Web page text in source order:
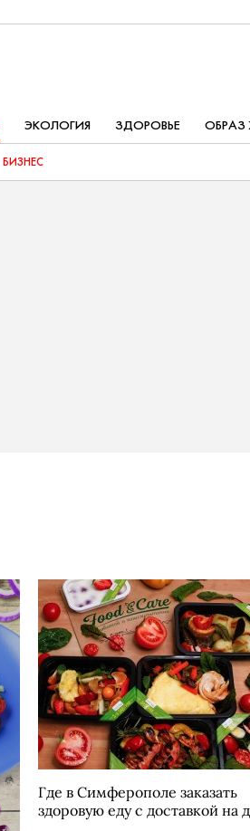
ЭКОЛОГИЯ ЗДОРОВЬЕ
БИЗНЕС
Где в Симферополе заказать
здоровую еду с доставкой на